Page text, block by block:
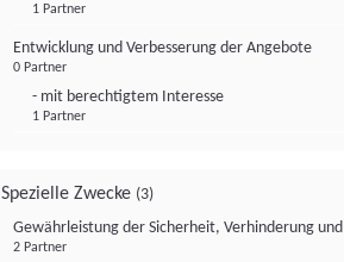
1 Partner
Entwicklung und Verbesserung der Angebote
0 Partner
- mit berechtigtem Interesse
1 Partner
Spezielle Zwecke (3)
Gewährleistung der Sicherheit, Verhinderung
2 Partner